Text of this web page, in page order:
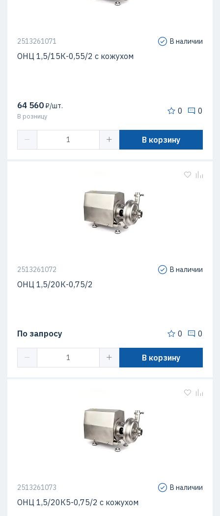
2513261071 В наличии
ОНЦ 1,5/15К-0,55/2 с кожухом
64 560₽/шт.
В розницу
0 0
В корзину
2513261072 В наличии
ОНЦ 1,5/20К-0,75/2
По запросу 0 0
В корзину
2513261073 В наличии
ОНЦ 1,5/20К5-0,75/2 с кожухом